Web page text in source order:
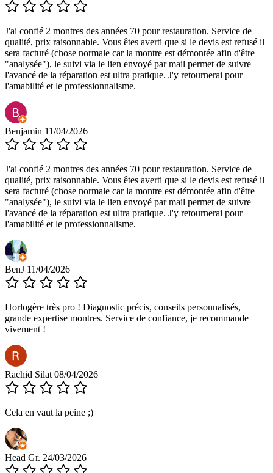
J'ai confié 2 montres des années 70 pour restauration. Service de
qualité, prix raisonnable. Vous êtes averti que si le devis est refusé il
sera facturé (chose normale car la montre est démontée afin d'être
"analysée"), le suivi via le lien envoyé par mail permet de suivre
l'avancé de la réparation est ultra pratique. J'y retournerai pour
l'amabilité et le professionnalisme.
Benjamin 11/04/2026
J'ai confié 2 montres des années 70 pour restauration. Service de
qualité, prix raisonnable. Vous êtes averti que si le devis est refusé il
sera facturé (chose normale car la montre est démontée afin d'être
"analysée"), le suivi via le lien envoyé par mail permet de suivre
l'avancé de la réparation est ultra pratique. J'y retournerai pour
l'amabilité et le professionnalisme.
BenJ 11/04/2026
Horlogère très pro ! Diagnostic précis, conseils personnalisés,
grande expertise montres. Service de confiance, je recommande
vivement !
Rachid Silat 08/04/2026
Cela en vaut la peine ;)
Head Gr. 24/03/2026